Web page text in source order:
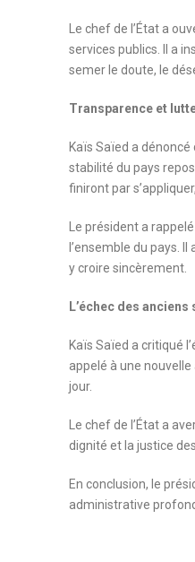
Le chef de l’État a
services publics. Il a
semer le doute, le
Transparence et
Kaïs Saïed a
stabilité du pays
finiront par
Le président a
l’ensemble du pays.
y croire sincèrement.
L’échec des
Kaïs Saïed a critiqué
appelé à une
jour.
Le chef de l’État a
dignité et la justice
En conclusion, le
administrative